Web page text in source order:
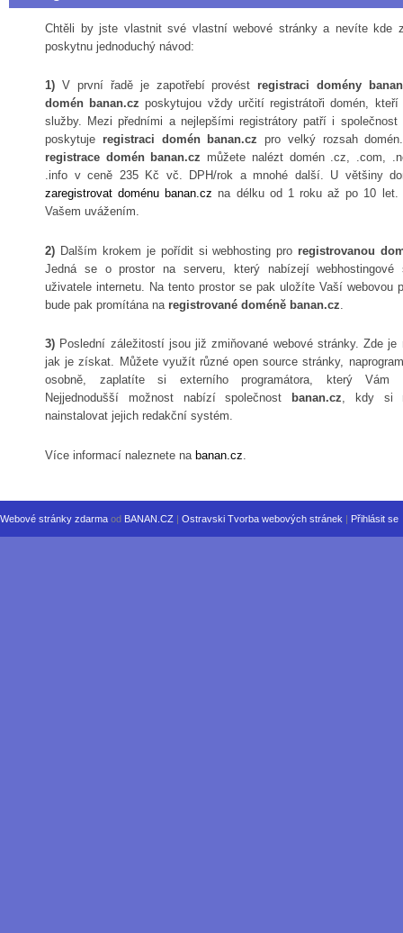
Chtěli by jste vlastnit své vlastní webové stránky a nevíte kde
poskytnu jednoduchý návod:
1) V první řadě je zapotřebí provést registraci domény
domén banan.cz poskytujou vždy určití registrátoři domén, kteří
služby. Mezi předními a nejlepšími registrátory patří i společnost
poskytuje registraci domén banan.cz pro velký rozsah
registrace domén banan.cz můžete nalézt domén .cz, .com,
.info v ceně 235 Kč vč. DPH/rok a mnohé další. U většiny
zaregistrovat doménu banan.cz na délku od 1 roku až po 10 let.
Vašem uvážením.
2) Dalším krokem je pořídit si webhosting pro registrovanou
Jedná se o prostor na serveru, který nabízejí webhostingové
uživatele internetu. Na tento prostor se pak uložíte Vaší webovou
bude pak promítána na registrované doméně banan.cz
3) Poslední záležitostí jsou již zmiňované webové stránky. Zde je
jak je získat. Můžete využít různé open source stránky,
osobně, zaplatíte si externího programátora, který Vám
Nejjednodušší možnost nabízí společnost
banan.cz, kdy si
nainstalovat jejich redakční systém.
Více informací naleznete na banan.cz
Webové stránky zdarma od BANAN.CZ | Ostravski Tvorba webových stránek | Přihlásit se